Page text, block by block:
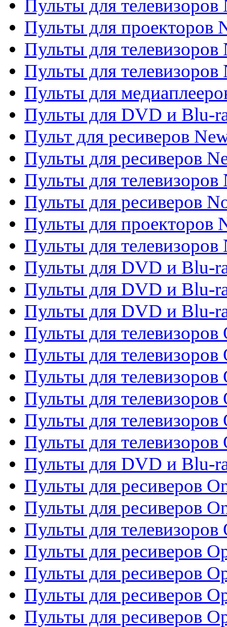
Пульты для телевизоров
Пульты для проекторов
Пульты для телевизоров
Пульты для телевизоров
Пульты для
Пульты для DVD и Blu-
Пульт для ресиверов
Пульты для ресиверов
Пульты для телевизоров
Пульты для ресиверов
Пульты для проекторов
Пульты для телевизоров
Пульты для DVD и Blu-
Пульты для DVD и Blu-
Пульты для DVD и Blu-
Пульты для телевизоров
Пульты для телевизоров
Пульты для телевизоров
Пульты для телевизоров
Пульты для телевизоров
Пульты для телевизоров
Пульты для DVD и Blu-
Пульты для ресиверов
Пульты для ресиверов
Пульты для телевизоров
Пульты для ресиверов
Пульты для ресиверов
Пульты для ресиверов
Пульты для ресиверов